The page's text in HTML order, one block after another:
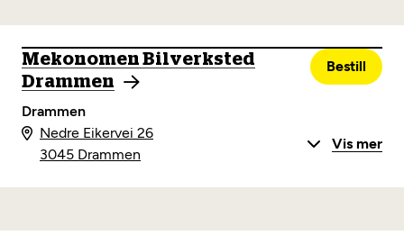
Mekonomen Bilverksted
Drammen
Drammen
Bestill
Nedre Eikervei 26
3045 Drammen
Vis mer